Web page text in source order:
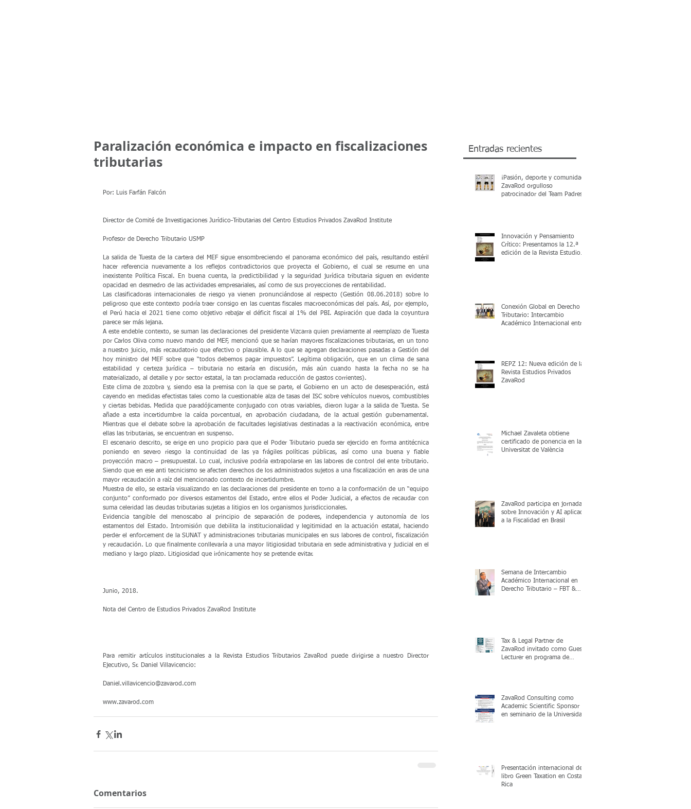
Paralización económica e impacto en fiscalizaciones
tributarias
Por: Luis Farfán Falcón
Director de Comité de Investigaciones Jurídico-Tributarias del Centro Estudios Privados ZavaRod Institute
Profesor de Derecho Tributario USMP
La salida de Tuesta de la cartera del MEF sigue ensombreciendo el panorama económico del país, resultando estéril
hacer referencia nuevamente a los reflejos contradictorios que proyecta el Gobierno, el cual se resume en una
inexistente Política Fiscal. En buena cuenta, la predictibilidad y la seguridad jurídica tributaria siguen en evidente
opacidad en desmedro de las actividades empresariales, así como de sus proyecciones de rentabilidad.
Las clasificadoras internacionales de riesgo ya vienen pronunciándose al respecto (Gestión 08.06.2018) sobre lo
peligroso que este contexto podría traer consigo en las cuentas fiscales macroeconómicas del país. Así, por ejemplo,
el Perú hacia el 2021 tiene como objetivo rebajar el déficit fiscal al 1% del PBI. Aspiración que dada la coyuntura
parece ser más lejana.
A este endeble contexto, se suman las declaraciones del presidente Vizcarra quien previamente al reemplazo de Tuesta
por Carlos Oliva como nuevo mando del MEF, mencionó que se harían mayores fiscalizaciones tributarias, en un tono
a nuestro juicio, más recaudatorio que efectivo o plausible. A lo que se agregan declaraciones pasadas a Gestión del
hoy ministro del MEF sobre que “todos debemos pagar impuestos”. Legítima obligación, que en un clima de sana
estabilidad y certeza jurídica – tributaria no estaría en discusión, más aún cuando hasta la fecha no se ha
materializado, al detalle y por sector estatal, la tan proclamada reducción de gastos corrientes).
Este clima de zozobra y, siendo esa la premisa con la que se parte, el Gobierno en un acto de desesperación, está
cayendo en medidas efectistas tales como la cuestionable alza de tasas del ISC sobre vehículos nuevos, combustibles
y ciertas bebidas. Medida que paradójicamente conjugado con otras variables, dieron lugar a la salida de Tuesta. Se
añade a esta incertidumbre la caída porcentual, en aprobación ciudadana, de la actual gestión gubernamental.
Mientras que el debate sobre la aprobación de facultades legislativas destinadas a la reactivación económica, entre
ellas las tributarias, se encuentran en suspenso.
El escenario descrito, se erige en uno propicio para que el Poder Tributario pueda ser ejercido en forma antitécnica
poniendo en severo riesgo la continuidad de las ya frágiles políticas públicas, así como una buena y fiable
proyección macro – presupuestal. Lo cual, inclusive podría extrapolarse en las labores de control del ente tributario.
Siendo que en ese anti tecnicismo se afecten derechos de los administrados sujetos a una fiscalización en aras de una
mayor recaudación a raíz del mencionado contexto de incertidumbre.
Muestra de ello, se estaría visualizando en las declaraciones del presidente en torno a la conformación de un “equipo
conjunto” conformado por diversos estamentos del Estado, entre ellos el Poder Judicial, a efectos de recaudar con
suma celeridad las deudas tributarias sujetas a litigios en los organismos jurisdiccionales.
Evidencia tangible del menoscabo al principio de separación de poderes, independencia y autonomía de los
estamentos del Estado. Intromisión que debilita la institucionalidad y legitimidad en la actuación estatal, haciendo
perder el enforcement de la SUNAT y administraciones tributarias municipales en sus labores de control, fiscalización
y recaudación. Lo que finalmente conllevaría a una mayor litigiosidad tributaria en sede administrativa y judicial en el
mediano y largo plazo. Litigiosidad que irónicamente hoy se pretende evitar.
Junio, 2018.
Nota del Centro de Estudios Privados ZavaRod Institute
Para remitir artículos institucionales a la Revista Estudios Tributarios ZavaRod puede dirigirse a nuestro Director
Ejecutivo, Sr. Daniel Villavicencio:
Daniel.villavicencio@zavarod.com
www.zavarod.com
Comentarios
Entradas recientes
¡Pasión, deporte y comunidad!
ZavaRod orgulloso
patrocinador del Team Padres
Innovación y Pensamiento
Crítico: Presentamos la 12.ª
edición de la Revista Estudios
Conexión Global en Derecho
Tributario: Intercambio
Académico Internacional entre
REPZ 12: Nueva edición de la
Revista Estudios Privados
ZavaRod
Michael Zavaleta obtiene
certificado de ponencia en la
Universitat de València
ZavaRod participa en jornada
sobre Innovación y AI aplicada
a la Fiscalidad en Brasil
Semana de Intercambio
Académico Internacional en
Derecho Tributario – FBT &
Tax & Legal Partner de
ZavaRod invitado como Guest
Lecturer en programa de
ZavaRod Consulting como
Academic Scientific Sponsor
en seminario de la Universidad
Presentación internacional del
libro Green Taxation en Costa
Rica